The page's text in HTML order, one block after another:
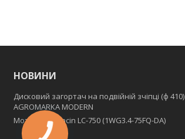
НОВИНИ
Дисковий загортач на подвійній зчіпці (ф 410)
АGROMARKA MODERN
Мотоблок Loncin LC-750 (1WG3.4-75FQ-DA)